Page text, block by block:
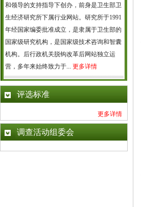
和领导的支持指导下创办，前身是卫生部卫
生经济研究所下属行业网站。研究所于1991
年经国家编委批准成立，是隶属于卫生部的
国家级研究机构，是国家级技术咨询和智囊
机构。后行政机关脱钩改革后网站独立运
营，多年来始终致力于... 更多详情
评选标准
更多详情
调查活动组委会